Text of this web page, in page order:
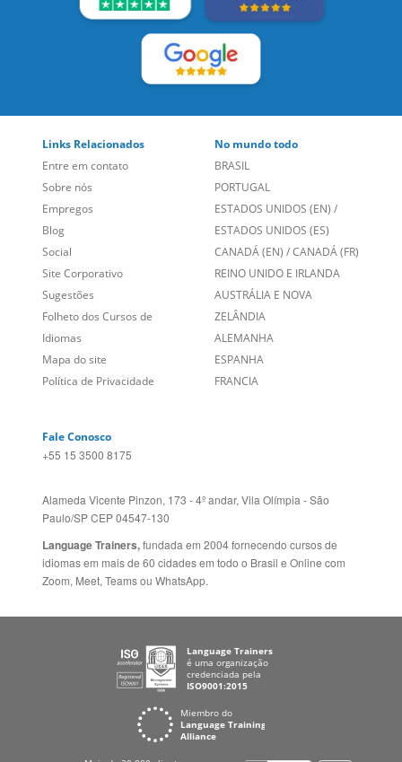
Entre em contato
Sobre nós
Empregos
Blog
Social
Site Corporativo
Sugestões
Folheto dos Cursos de
Idiomas
Mapa do site
Política de Privacidade
BRASIL
PORTUGAL
ESTADOS UNIDOS (EN)
ESTADOS UNIDOS (ES)
CANADÁ (EN)/CANADÁ (FR)
REINO UNIDO E IRLANDA
AUSTRÁLIA E NOVA
ZELÂNDIA
ALEMANHA
ESPANHA
FRANCIA
+55 15 3500 8175
Paulo/SP CEP 04547-130
Language Trainers,fundada em 2004 fornecendo cursos de
idiomas em mais de 60 cidades em todo o Brasil e Online com
Zoom, Meet, Teams ou WhatsApp.